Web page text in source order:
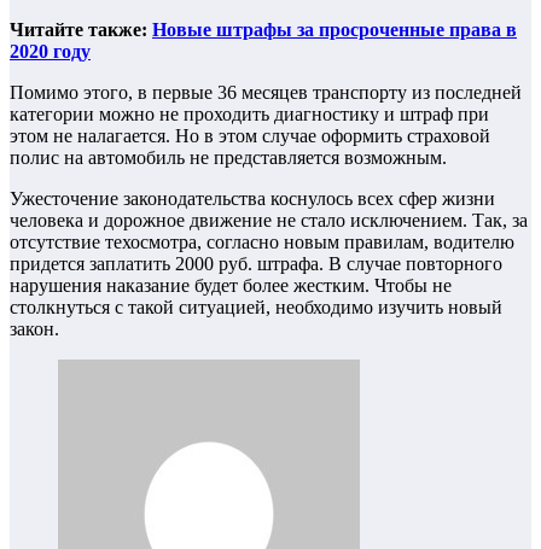
Читайте также: Новые штрафы за просроченные права в
2020 году
Помимо этого, в первые 36 месяцев транспорту из последней
категории можно не проходить диагностику и штраф при
этом не налагается. Но в этом случае оформить страховой
полис на автомобиль не представляется возможным.
Ужесточение законодательства коснулось всех сфер жизни
человека и дорожное движение не стало исключением. Так, за
отсутствие техосмотра, согласно новым правилам, водителю
придется заплатить 2000 руб. штрафа. В случае повторного
нарушения наказание будет более жестким. Чтобы не
столкнуться с такой ситуацией, необходимо изучить новый
закон.